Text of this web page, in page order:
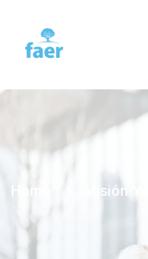
Home Misión